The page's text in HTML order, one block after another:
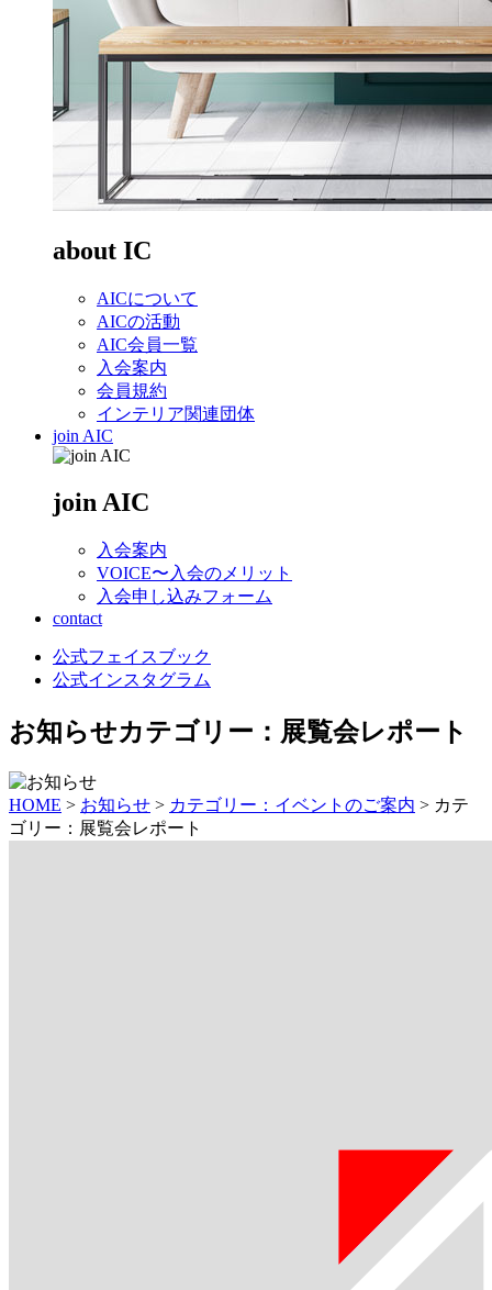
about IC
AICについて
AICの活動
AIC会員一覧
入会案内
会員規約
インテリア関連団体
join AIC
join AIC
入会案内
VOICE〜入会のメリット
入会申し込みフォーム
contact
公式フェイスブック
公式インスタグラム
お知らせカテゴリー：展覧会レポート
HOME > お知らせ > カテゴリー：イベントのご案内 > カテ
ゴリー：展覧会レポート